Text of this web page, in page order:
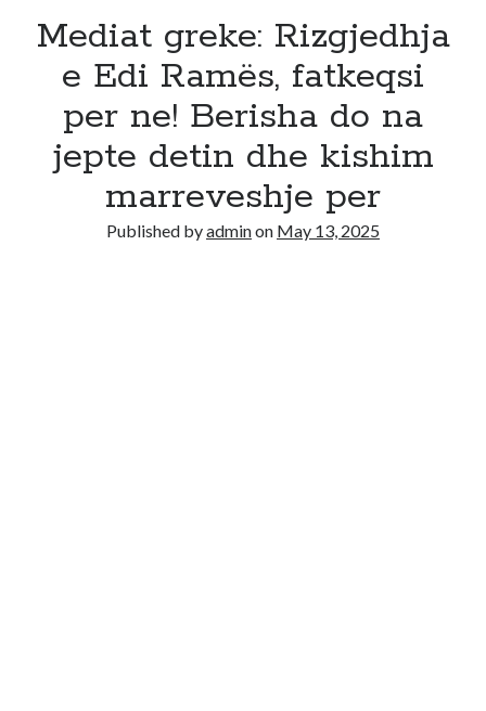
Mediat greke: Rizgjedhja
e Edi Ramës, fatkeqsi
per ne! Berisha do na
jepte detin dhe kishim
marreveshje per
Published byadminon May 13, 2025